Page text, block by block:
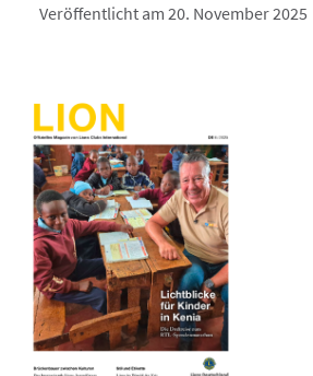
Veröffentlicht am 20. November 2025